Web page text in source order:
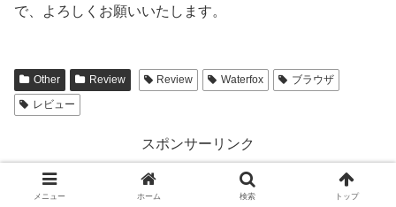
で、よろしくお願いいたします。
Other Review Review Waterfox
ブラウザ
レビュー
スポンサーリンク
メニュー ホーム 検索 トップ